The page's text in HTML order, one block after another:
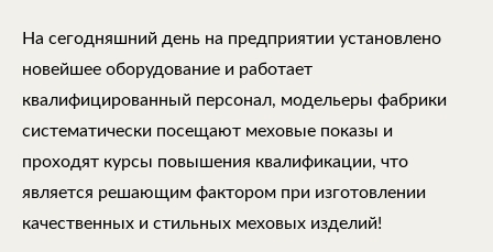
На сегодняшний день на предприятии установлено
новейшее оборудование и работает
квалифицированный персонал, модельеры фабрики
систематически посещают меховые показы и
проходят курсы повышения квалификации, что
является решающим фактором при изготовлении
качественных и стильных меховых изделий!